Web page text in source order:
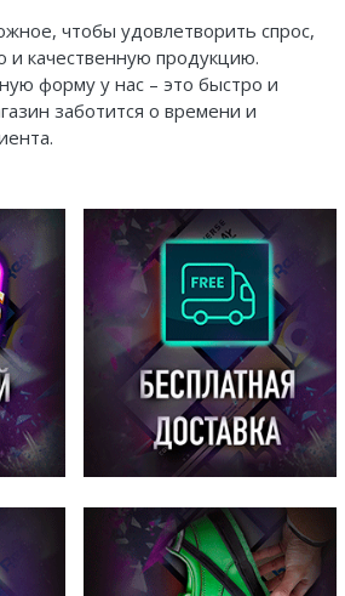
чтобы удовлетворить спрос,
и качественную продукцию.
форму у нас – это быстро и
заботится о времени и